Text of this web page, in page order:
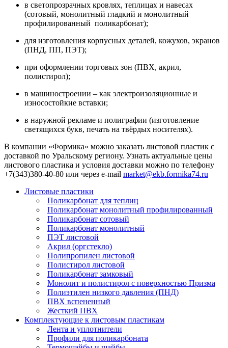
в светопрозрачных кровлях, теплицах и навесах
(сотовый, монолитный гладкий и монолитный
профилированный поликарбонат);
для изготовления корпусных деталей, кожухов, экранов
(ПНД, ПП, ПЭТ);
при оформлении торговых зон (ПВХ, акрил,
полистирол);
в машиностроении – как электроизоляционные и
износостойкие вставки;
в наружной рекламе и полиграфии (изготовление
светящихся букв, печать на твёрдых носителях).
В компании «Формика» можно заказать листовой пластик с
доставкой по Уральскому региону. Узнать актуальные цены
листового пластика и условия доставки можно по телефону
+7(343)380-40-80 или через e-mail market@ekb.formika74.ru
Листовые пластики
Поликарбонат для теплиц
Поликарбонат монолитный профилированный
Поликарбонат сотовый
Поликарбонат монолитный
ПЭТ листовой
Акрил (оргстекло)
Полипропилен листовой
Полистирол листовой
Поликарбонат замковый
Монолит и полистирол с поверхностью Призма
Полиэтилен низкого давления (ПНД)
ПВХ вспененный
Жесткий ПВХ
Комплектующие к листовым пластикам
Лента и уплотнители
Профили для поликарбоната